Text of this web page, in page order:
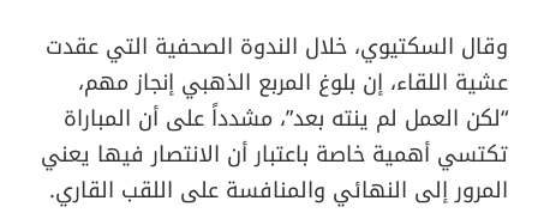
وقال السكتيوي، خلال الندوة الصحفية التي عقدت
عشية اللقاء، إن بلوغ المربع الذهبي إنجاز مهم،
“لكن العمل لم ينته بعد”، مشدداً على أن المباراة
تكتسي أهمية خاصة باعتبار أن الانتصار فيها يعني
المرور إلى النهائي والمنافسة على اللقب القاري.